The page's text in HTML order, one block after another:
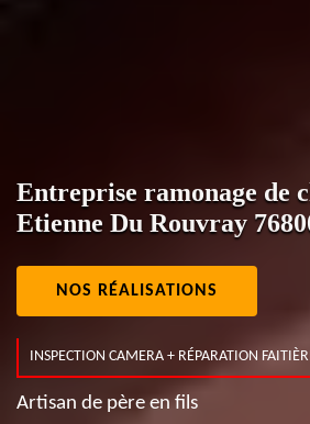
Entreprise ramonage de
Etienne Du Rouvray
NOS RÉALISATIONS
INSPECTION CAMERA + RÉPARATION
Artisan de père en fils